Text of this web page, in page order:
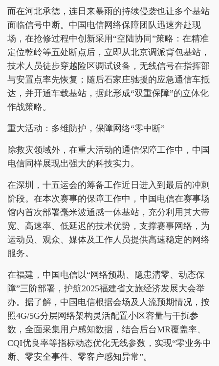
而在河北承德，连日来暴雨的持续侵袭也让多个基站
面临信号中断。中国电信网络保障团队迅速奔赴现
场，在抢修过程中创新采用“空陆协同”策略：在精准
定位乾岭等五处断点后，立即从北京调派背包基站，
技术人员徒步穿越险区调试设备，无线信号在指挥部
与安置点率先恢复；随后石家庄驰援的应急通信车抵
达，并开通车载基站，据此形成“双重保障”的立体化
作战策略。
重大活动：多维防护，保障网络“零中断”
除救灾领域外，在重大活动的通信保障工作中，中国
电信同样展现出强大的科技实力。
在深圳，十五运会的筹备工作近日进入到最后的冲刺
阶段。在本次赛事的保障工作中，中国电信在赛事场
馆内首次部署毫米波通感一体基站，充分利用其大带
宽、高速率、低延迟的技术优势，支撑赛事网络，为
运动员、观众、媒体及工作人员提供高速稳定的网络
服务。
在福建，中国电信以“网络预勘、隐患清零、动态保
障”三阶部署，护航2025福建省文旅经济发展大会举
办。据了解，中国电信根据会场及人流预期情况，按
照4G/5G分层网络架构灵活配置小区容量与干扰参
数，全面采集用户感知数据，结合后台MR覆盖率、
CQI优良率等指标动态优化无线参数，实现“零业务中
断、零安全事件、零客户感知异常”。